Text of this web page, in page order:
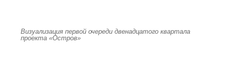
Визуализация первой очереди двенадцатого квартала
проекта «Остров»